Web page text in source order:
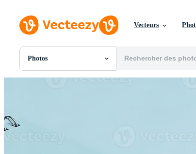
Vecteurs
Photos
Toutes Images